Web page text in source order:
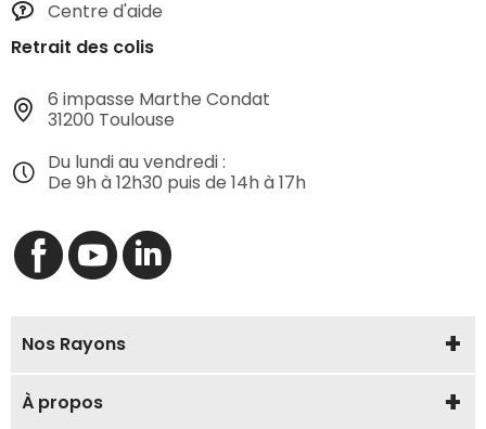
Centre d'aide
Retrait des colis
6 impasse Marthe Condat
31200 Toulouse
Du lundi au vendredi :
De 9h à 12h30 puis de 14h à 17h
Nos Rayons
À propos